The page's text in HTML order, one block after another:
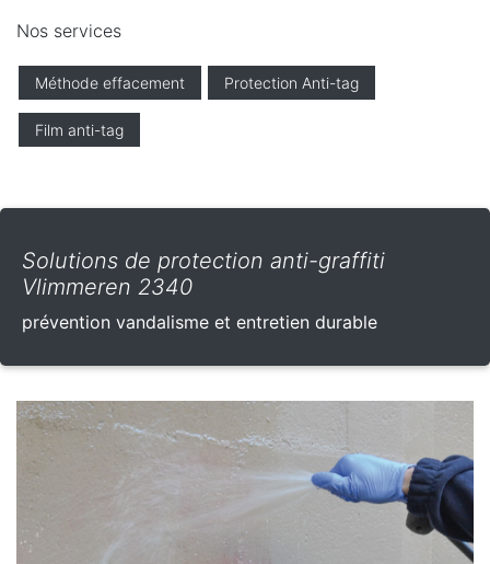
Nos services
Méthode effacement Protection Anti-tag
Film anti-tag
Solutions de protection anti-graffiti
Vlimmeren 2340
prévention vandalisme et entretien durable